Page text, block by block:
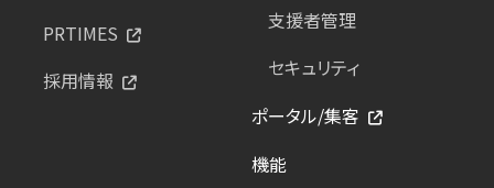
PRTIMES
採用情報
支援者管理
セキュリティ
ポータル/集客
機能